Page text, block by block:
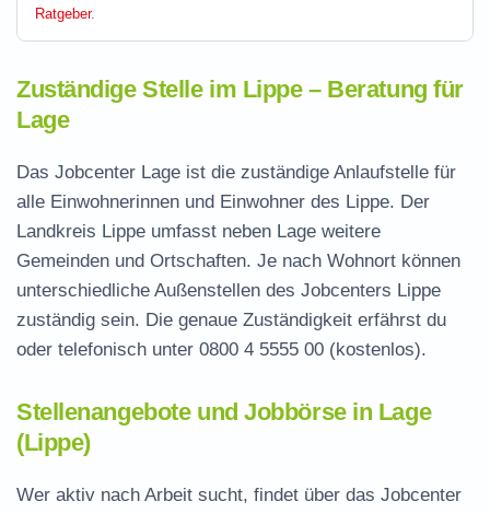
Ratgeber.
Zuständige Stelle im Lippe – Beratung für
Lage
Das Jobcenter Lage ist die zuständige Anlaufstelle für
alle Einwohnerinnen und Einwohner des Lippe. Der
Landkreis Lippe umfasst neben Lage weitere
Gemeinden und Ortschaften. Je nach Wohnort können
unterschiedliche Außenstellen des Jobcenters Lippe
zuständig sein. Die genaue Zuständigkeit erfährst du
oder telefonisch unter 0800 4 5555 00 (kostenlos).
Stellenangebote und Jobbörse in Lage
(Lippe)
Wer aktiv nach Arbeit sucht, findet über das Jobcenter